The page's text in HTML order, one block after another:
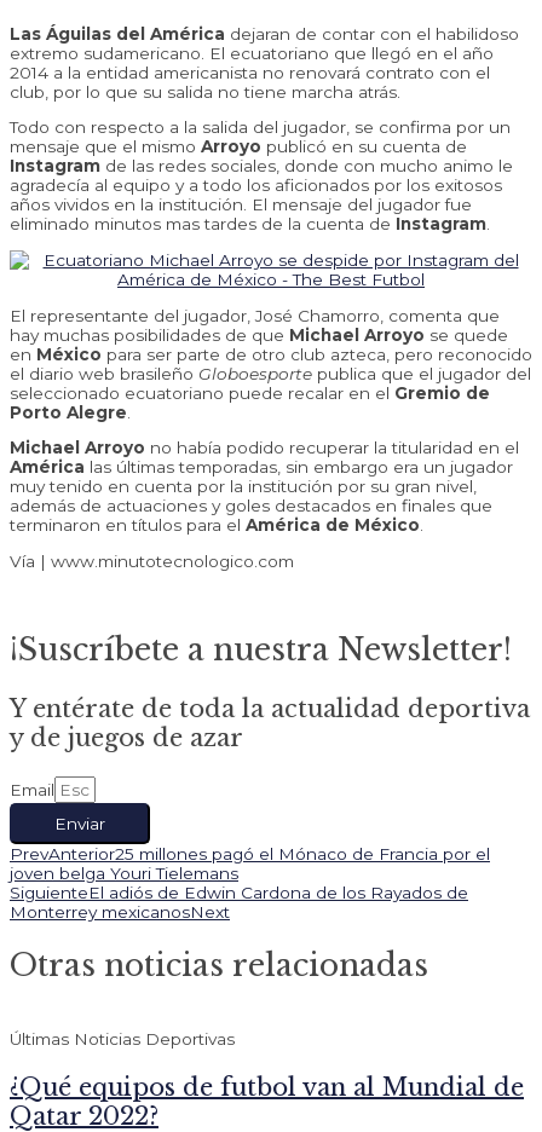
Las Águilas del América dejaran de contar con el habilidoso
extremo sudamericano. El ecuatoriano que llegó en el año
2014 a la entidad americanista no renovará contrato con el
club, por lo que su salida no tiene marcha atrás.
Todo con respecto a la salida del jugador, se confirma por un
mensaje que el mismo Arroyo publicó en su cuenta de
Instagram de las redes sociales, donde con mucho animo le
agradecía al equipo y a todo los aficionados por los exitosos
años vividos en la institución. El mensaje del jugador fue
eliminado minutos mas tardes de la cuenta de Instagram.
El representante del jugador, José Chamorro, comenta que
hay muchas posibilidades de que Michael Arroyo se quede
en México para ser parte de otro club azteca, pero reconocido
el diario web brasileño Globoesporte publica que el jugador del
seleccionado ecuatoriano puede recalar en el Gremio de
Porto Alegre
Michael Arroyo no había podido recuperar la titularidad en el
América las últimas temporadas, sin embargo era un jugador
muy tenido en cuenta por la institución por su gran nivel,
además de actuaciones y goles destacados en finales que
terminaron en títulos para el América de México.
Vía | www.minutotecnologico.com
¡Suscríbete a nuestra Newsletter!
Y entérate de toda la actualidad deportiva
y de juegos de azar
Email
Enviar
PrevAnterior25 millones pagó el Mónaco de Francia por el
joven belga Youri Tielemans
SiguienteEl adiós de Edwin Cardona de los Rayados de
Monterrey mexicanosNext
Otras noticias relacionadas
Últimas Noticias Deportivas
¿Qué equipos de futbol van al Mundial de
Qatar 2022?